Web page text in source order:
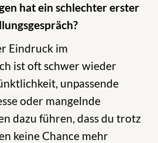
hat ein schlechter erster
Eindruck im
ist oft schwer wieder
unpassende
oder mangelnde
dazu führen, dass du trotz
keine Chance mehr